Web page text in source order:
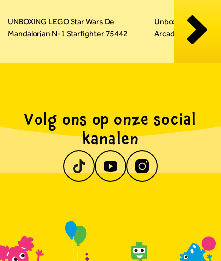
UNBOXING LEGO Star Wars De
Mandalorian N-1 Starfighter 75442
Unboxing LEGO
Arcadekast 72051
Volg ons op onze social
kanalen